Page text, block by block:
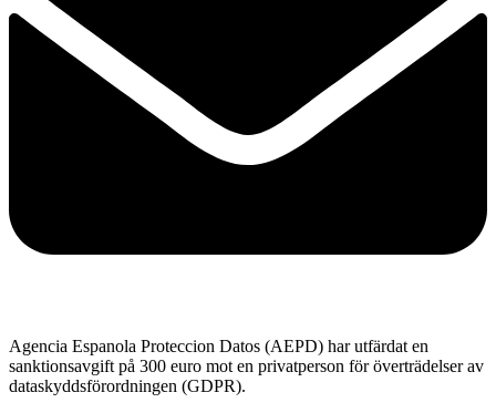
Agencia Espanola Proteccion Datos (AEPD) har utfärdat en
sanktionsavgift på 300 euro mot en privatperson för överträdelser av
dataskyddsförordningen (GDPR).